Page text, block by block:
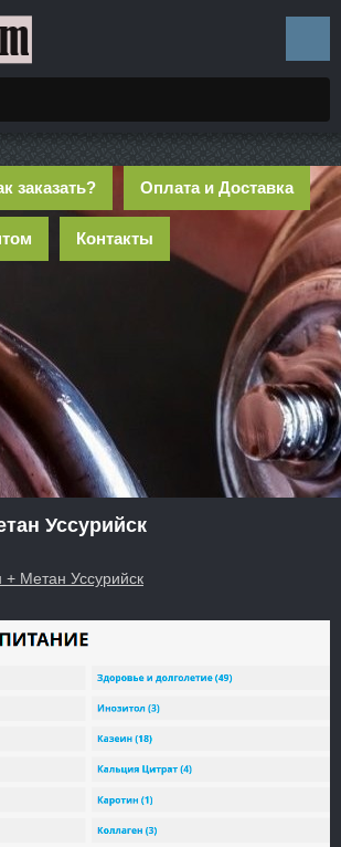
заказать? Оплата и Доставка
Контакты
Уссурийск
+ Метан Уссурийск